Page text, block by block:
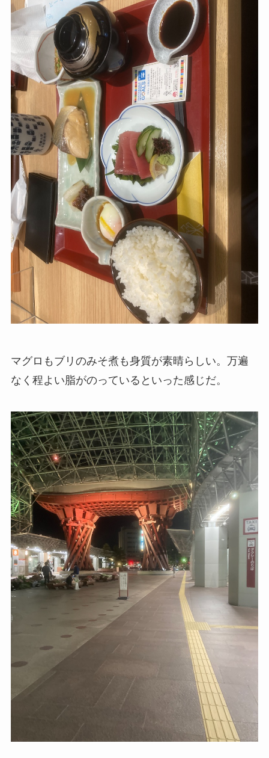
マグロもブリのみそ煮も身質が素晴らしい。万遍
なく程よい脂がのっているといった感じだ。